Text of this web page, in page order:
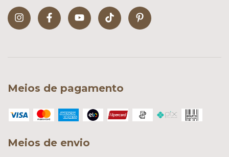
Meios de pagamento
Meios de envio